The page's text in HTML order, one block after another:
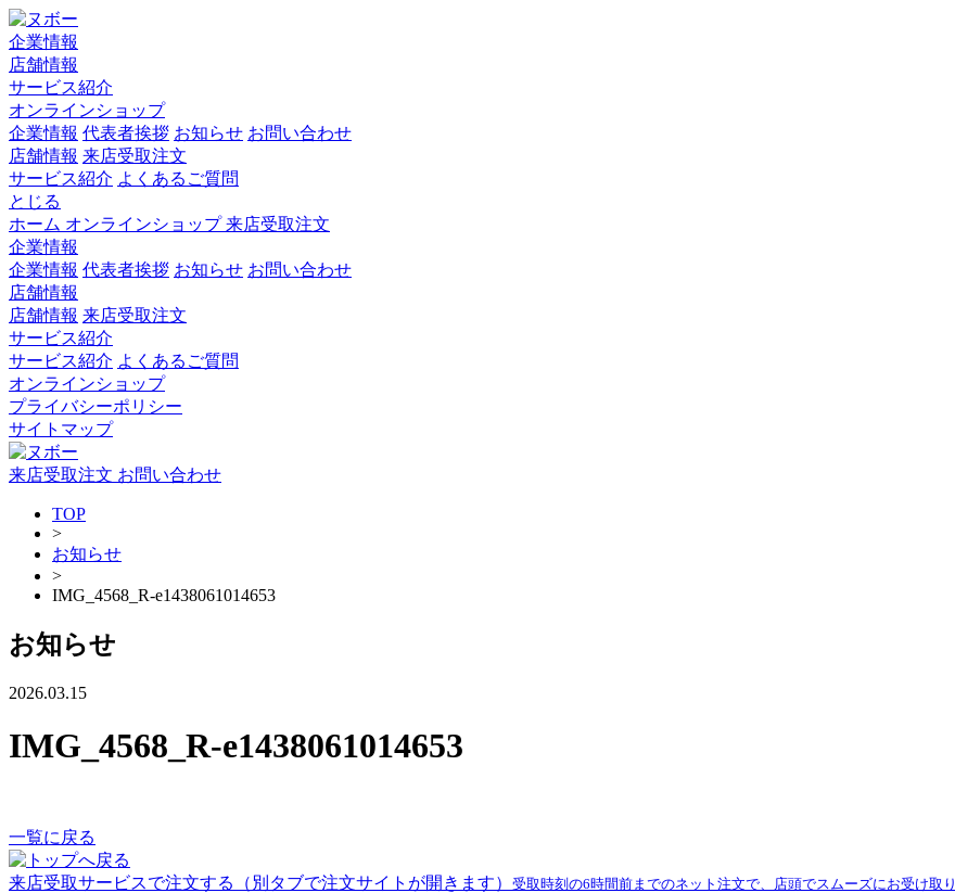
企業情報
店舗情報
サービス紹介
オンラインショップ
企業情報 代表者挨拶 お知らせ お問い合わせ
店舗情報 来店受取注文
サービス紹介 よくあるご質問
とじる
ホーム オンラインショップ来店受取注文
企業情報
企業情報 代表者挨拶 お知らせ お問い合わせ
店舗情報
店舗情報 来店受取注文
サービス紹介
サービス紹介 よくあるご質問
オンラインショップ
プライバシーポリシー
サイトマップ
来店受取注文 お問い合わせ
TOP
>
お知らせ
>
IMG_4568_R-e1438061014653
お知らせ
2026.03.15
IMG_4568_R-e1438061014653
一覧に戻る
来店受取サービスで注文する （別タブで注文サイトが開きます） 受取時刻の6時間前までのネット注文で、店頭でスムーズにお受け取り